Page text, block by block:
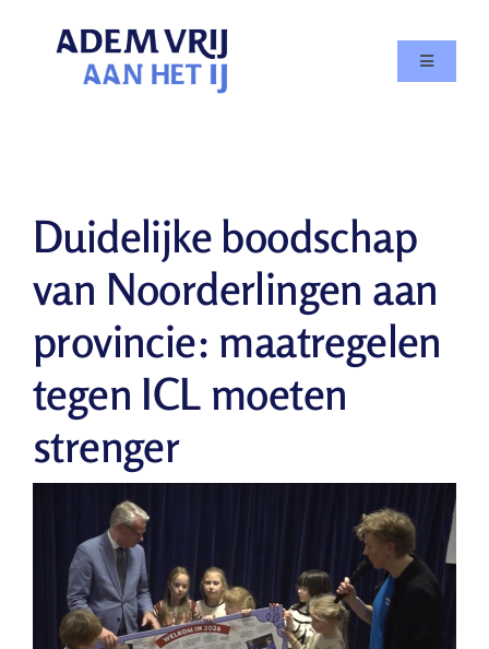
Toggle
In de media
Nieuws
English
Doneer
Duidelijke boodschap
van Noorderlingen aan
provincie: maatregelen
tegen ICL moeten
strenger